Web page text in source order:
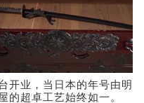
开业，当日本的年号由明
的超卓工艺始终如一。